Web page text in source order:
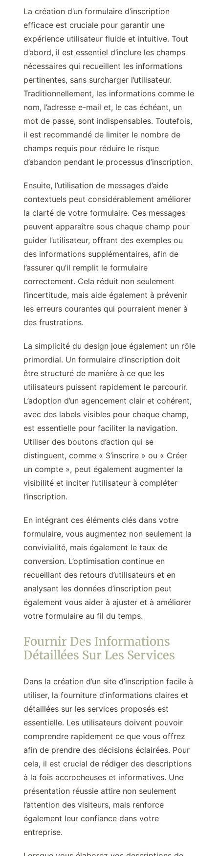
La création d’un formulaire d’inscription
efficace est cruciale pour garantir une
expérience utilisateur fluide et intuitive. Tout
d’abord, il est essentiel d’inclure les champs
nécessaires qui recueillent les informations
pertinentes, sans surcharger l’utilisateur.
Traditionnellement, les informations comme le
nom, l’adresse e-mail et, le cas échéant, un
mot de passe, sont indispensables. Toutefois,
il est recommandé de limiter le nombre de
champs requis pour réduire le risque
d’abandon pendant le processus d’inscription.
Ensuite, l’utilisation de messages d’aide
contextuels peut considérablement améliorer
la clarté de votre formulaire. Ces messages
peuvent apparaître sous chaque champ pour
guider l’utilisateur, offrant des exemples ou
des informations supplémentaires, afin de
l’assurer qu’il remplit le formulaire
correctement. Cela réduit non seulement
l’incertitude, mais aide également à prévenir
les erreurs courantes qui pourraient mener à
des frustrations.
La simplicité du design joue également un rôle
primordial. Un formulaire d’inscription doit
être structuré de manière à ce que les
utilisateurs puissent rapidement le parcourir.
L’adoption d’un agencement clair et cohérent,
avec des labels visibles pour chaque champ,
est essentielle pour faciliter la navigation.
Utiliser des boutons d’action qui se
distinguent, comme « S’inscrire » ou « Créer
un compte », peut également augmenter la
visibilité et inciter l’utilisateur à compléter
l’inscription.
En intégrant ces éléments clés dans votre
formulaire, vous augmentez non seulement la
convivialité, mais également le taux de
conversion. L’optimisation continue en
recueillant des retours d’utilisateurs et en
analysant les données d’inscription peut
également vous aider à ajuster et à améliorer
votre formulaire au fil du temps.
Fournir Des Informations
Détaillées Sur Les Services
Dans la création d’un site d’inscription facile à
utiliser, la fourniture d’informations claires et
détaillées sur les services proposés est
essentielle. Les utilisateurs doivent pouvoir
comprendre rapidement ce que vous offrez
afin de prendre des décisions éclairées. Pour
cela, il est crucial de rédiger des descriptions
à la fois accrocheuses et informatives. Une
présentation réussie attire non seulement
l’attention des visiteurs, mais renforce
également leur confiance dans votre
entreprise.